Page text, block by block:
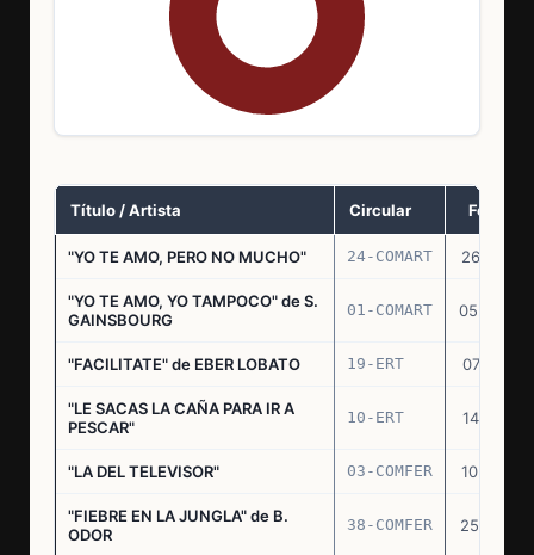
Título / Artista Circular Fecha
"YO TE AMO, PERO NO MUCHO" 24-COMART 26.11.69
"YO TE AMO, YO TAMPOCO" de S.
GAINSBOURG
01-COMART 05.02.70
"FACILITATE" de EBER LOBATO 19-ERT 07.10.70
"LE SACAS LA CAÑA PARA IR A
PESCAR"
10-ERT 14.07.71
"LA DEL TELEVISOR" 03-COMFER 10.01.73
"FIEBRE EN LA JUNGLA" de B.
ODOR
38-COMFER 25.10.73